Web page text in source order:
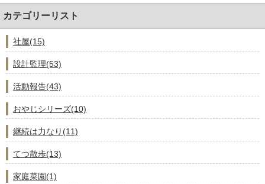
カテゴリーリスト
社屋(15)
設計監理(53)
活動報告(43)
おやじシリーズ(10)
継続は力なり(11)
てつ散歩(13)
家庭菜園(1)